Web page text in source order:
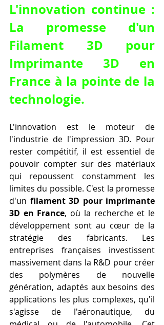
L'innovation continue :
Filament 3D pour
Imprimante 3D en
France à la pointe de la
technologie.
L'innovation est le moteur de
l'industrie de l'impression 3D. Pour
rester compétitif, il est essentiel de
pouvoir compter sur des matériaux
qui repoussent constamment les
limites du possible. C'est la promesse
d'un filament 3D pour imprimante
3D en France, où la recherche et le
développement sont au cœur de la
stratégie des fabricants. Les
entreprises françaises investissent
massivement dans la R&D pour créer
des polymères de nouvelle
génération, adaptés aux besoins des
applications les plus complexes, qu'il
s'agisse de l'aéronautique, du